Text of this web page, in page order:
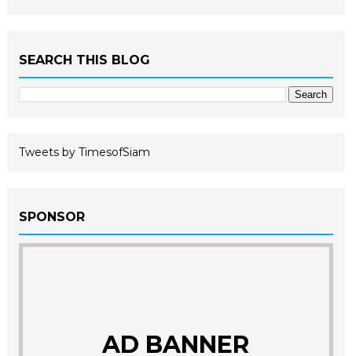
SEARCH THIS BLOG
Tweets by TimesofSiam
SPONSOR
AD BANNER